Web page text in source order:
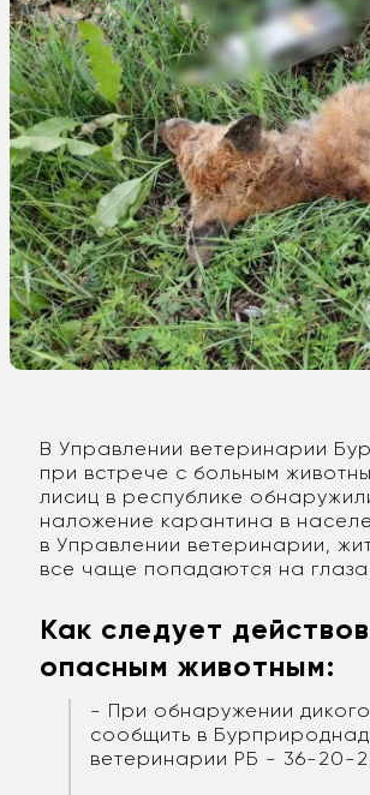
В Управлении ветеринарии
при встрече с больным
лисиц в республике
наложение карантина в
в Управлении ветеринарии,
все чаще попадаются на
Как следует
опасным животным:
- При обнаружении
сообщить в
ветеринарии РБ - 36-20-